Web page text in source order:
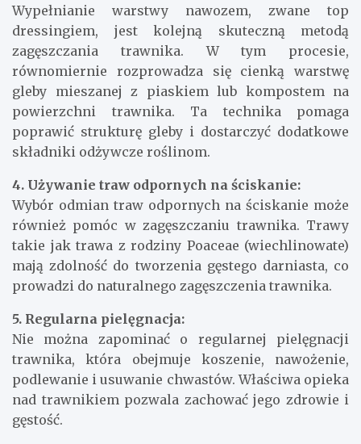
Wypełnianie warstwy nawozem, zwane top
dressingiem, jest kolejną skuteczną metodą
zagęszczania trawnika. W tym procesie,
równomiernie rozprowadza się cienką warstwę
gleby mieszanej z piaskiem lub kompostem na
powierzchni trawnika. Ta technika pomaga
poprawić strukturę gleby i dostarczyć dodatkowe
składniki odżywcze roślinom.
4. Używanie traw odpornych na ściskanie:
Wybór odmian traw odpornych na ściskanie może
również pomóc w zagęszczaniu trawnika. Trawy
takie jak trawa z rodziny Poaceae (wiechlinowate)
mają zdolność do tworzenia gęstego darniasta, co
prowadzi do naturalnego zagęszczenia trawnika.
5. Regularna pielęgnacja:
Nie można zapominać o regularnej pielęgnacji
trawnika, która obejmuje koszenie, nawożenie,
podlewanie i usuwanie chwastów. Właściwa opieka
nad trawnikiem pozwala zachować jego zdrowie i
gęstość.